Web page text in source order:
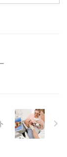
勝のことと存じま
というよりは、各